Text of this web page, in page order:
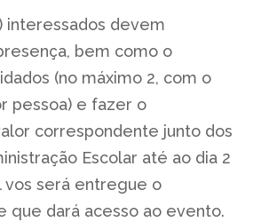
interessados devem
bem como o
(no máximo 2, com o
pessoa) e fazer o
correspondente junto dos
Escolar até ao dia 2
vos será entregue o
que dará acesso ao evento.